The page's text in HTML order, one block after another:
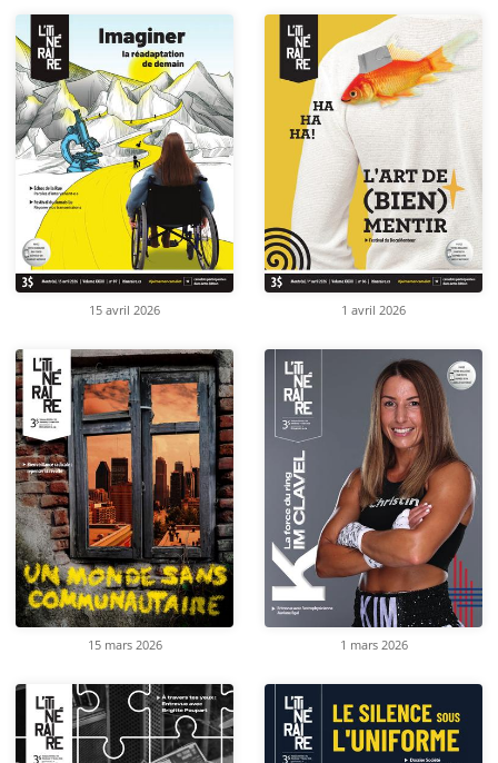
15 avril 2026 1 avril 2026
15 mars 2026 1 mars 2026